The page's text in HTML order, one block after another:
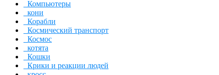
Компьютеры
кони
Корабли
Космический транспорт
Космос
котята
Кошки
Крики и реакции людей